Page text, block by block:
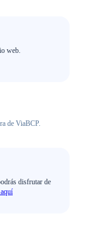
web.
de ViaBCP.
disfrutar de